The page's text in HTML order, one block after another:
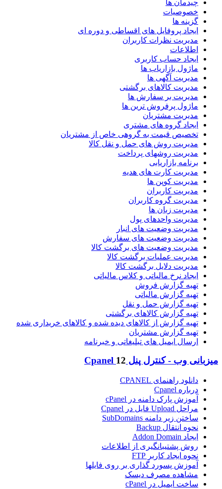
چیدمان ها
خصوصیات
گزینه ها
ایجاد پروفایل های اقساطی و دوره ای
مدیریت نظرات کاربران
اطلاعات
ایجاد حساب کاربری
ماژول بازاریاب ها
مدیریت آگهی ها
مدیریت کالاهای برگشتی
مدیریت بر سفارش ها
ماژول پرفروش ترین ها
مدیریت مشتریان
ایجاد گروه های مشتری
تخصیص قیمت به گروهی خاص از مشتریان
مدیریت روش های حمل و نقل کالا
مدیریت روشهای پرداخت
برنامه بازاریابی
مدیریت کارت های هدیه
مدیریت کوپن ها
مدیریت کاربران
مدیریت گروه کاربران
مدیریت زبان ها
مدیریت واحدهای پول
مدیریت وضعیت های انبار
مدیریت وضعیت های سفارش
مدیریت وضعیت های برگشت کالا
مدیریت عملیات برگشت کالا
مدیریت دلایل برگشت کالا
ایجاد نرخ مالیاتی و کلاس مالیاتی
تهیه گزارش فروش
تهیه گزارش مالیاتی
تهیه گزارش حمل و نقل
تهیه گزارش کالاهای برگشتی
تهیه گزارش از کالاهای دیده شده و کالاهای خریداری شده
تهیه گزارش مشتریان
ارسال ایمیل های تبلیغاتی و خبرنامه
میزبانی وب - کنترل پنل Cpanel 12
دانلود راهنمای CPANEL
درباره Cpanel
آموزش پارک دامنه در cPanel
مراحل Upload فایل در Cpanel
ساختن زیر دامنه SubDomains
نحوه انتقال Backup
ایجاد Addon Domain
روش پشتیبانگیری از اطلاعات
نحوه ایجاد کاربر FTP
آموزش پسورد گذاری بر روی فایلها
مشاهده مصرف دیسک
ساخت ایمیل در cPanel